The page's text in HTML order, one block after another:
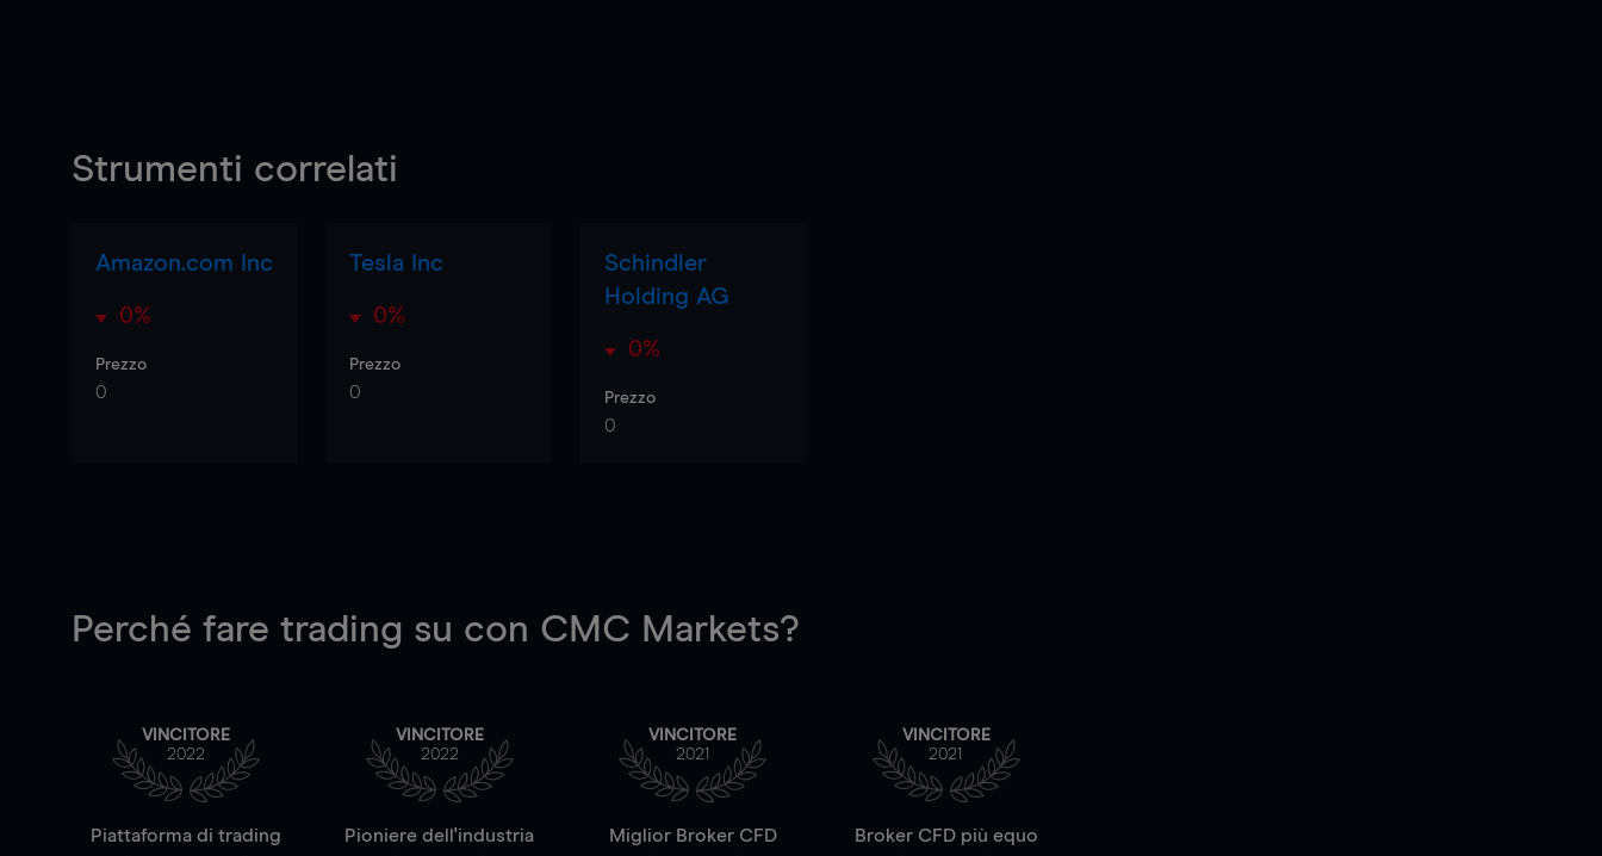
Strumenti correlati
Amazon.com Inc
0%
Prezzo
0
Tesla Inc
0%
Prezzo
0
Schindler
Holding AG
0%
Prezzo
0
Perché fare trading su con CMC Markets?
VINCITORE
2022
Piattaforma di trading
VINCITORE
2022
Pioniere dell'industria
VINCITORE
2021
Miglior Broker CFD
VINCITORE
2021
Broker CFD più equo